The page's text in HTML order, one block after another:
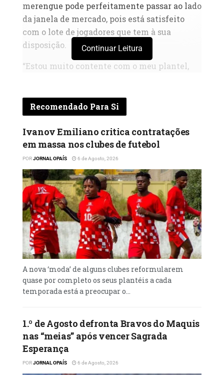
merengue pode perfeitamente passar ao lado
da janela de mercado, pois está satisfeito
com o lote de jogadores que tem à sua
disposição.
“Estou muito contente com o meu plantel,
mais gente, além de mim, a decidir estas
coisas e poderemos ter de falar. Quando
chegar o momento falaremos, mas pode ser
que nada mude. Seguramente não sai
ninguem.”, admitiu.
Continuar Leitura
Recomendado Para Si
Ivanov Emiliano critica contratações
em massa nos clubes de futebol
PORJORNAL OPAÍS 6 de Agosto, 2026
A nova ‘moda’ de alguns clubes reformularem
quase por completo os seus plantéis a cada
temporada está a preocupar o...
1.º de Agosto defronta Bravos do Maquis
nas “meias” após vencer Sagrada
Esperança
PORJORNAL OPAÍS 6 de Agosto, 2026